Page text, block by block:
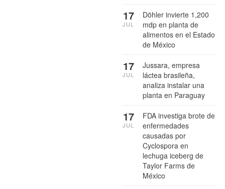
Döhler invierte 1,200
mdp en planta de
alimentos en el Estado
de México
17
JUL
Jussara, empresa
láctea brasileña,
analiza instalar una
planta en Paraguay
17
JUL
FDA investiga brote de
enfermedades
causadas por
Cyclospora en
lechuga iceberg de
Taylor Farms de
México
17
JUL